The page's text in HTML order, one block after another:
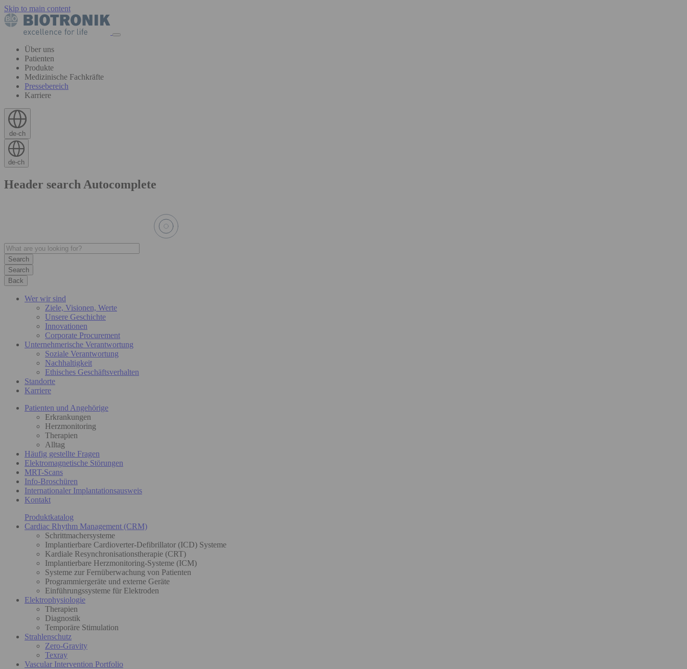
Skip to main content
Über uns
Patienten
Produkte
Medizinische Fachkräfte
Pressebereich
Karriere
de-ch
de-ch
Header search Autocomplete
Search
Back
Wer wir sind
Ziele, Visionen, Werte
Unsere Geschichte
Innovationen
Corporate Procurement
Unternehmerische Verantwortung
Soziale Verantwortung
Nachhaltigkeit
Ethisches Geschäftsverhalten
Standorte
Karriere
Patienten und Angehörige
Erkrankungen
Herzmonitoring
Therapien
Alltag
Häufig gestellte Fragen
Elektromagnetische Störungen
MRT-Scans
Info-Broschüren
Internationaler Implantationsausweis
Kontakt
Produktkatalog
Cardiac Rhythm Management (CRM)
Schrittmachersysteme
Implantierbare Cardioverter-Defibrillator (ICD) Systeme
Kardiale Resynchronisationstherapie (CRT)
Implantierbare Herzmonitoring-Systeme (ICM)
Systeme zur Fernüberwachung von Patienten
Programmiergeräte und externe Geräte
Einführungssysteme für Elektroden
Elektrophysiologie
Therapien
Diagnostik
Temporäre Stimulation
Strahlenschutz
Zero-Gravity
Texray
Vascular Intervention Portfolio